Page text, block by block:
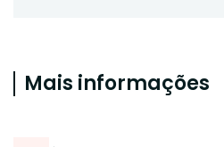
Mais informações